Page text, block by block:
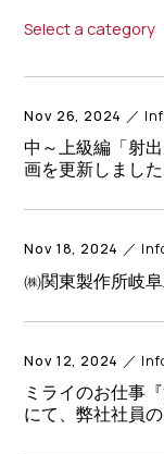
Select a category
Nov 26, 2024
中～上級編「射
画を更新しました
Nov 18, 2024
㈱関東製作所岐
Nov 12, 2024
ミライのお仕事
にて、弊社社員